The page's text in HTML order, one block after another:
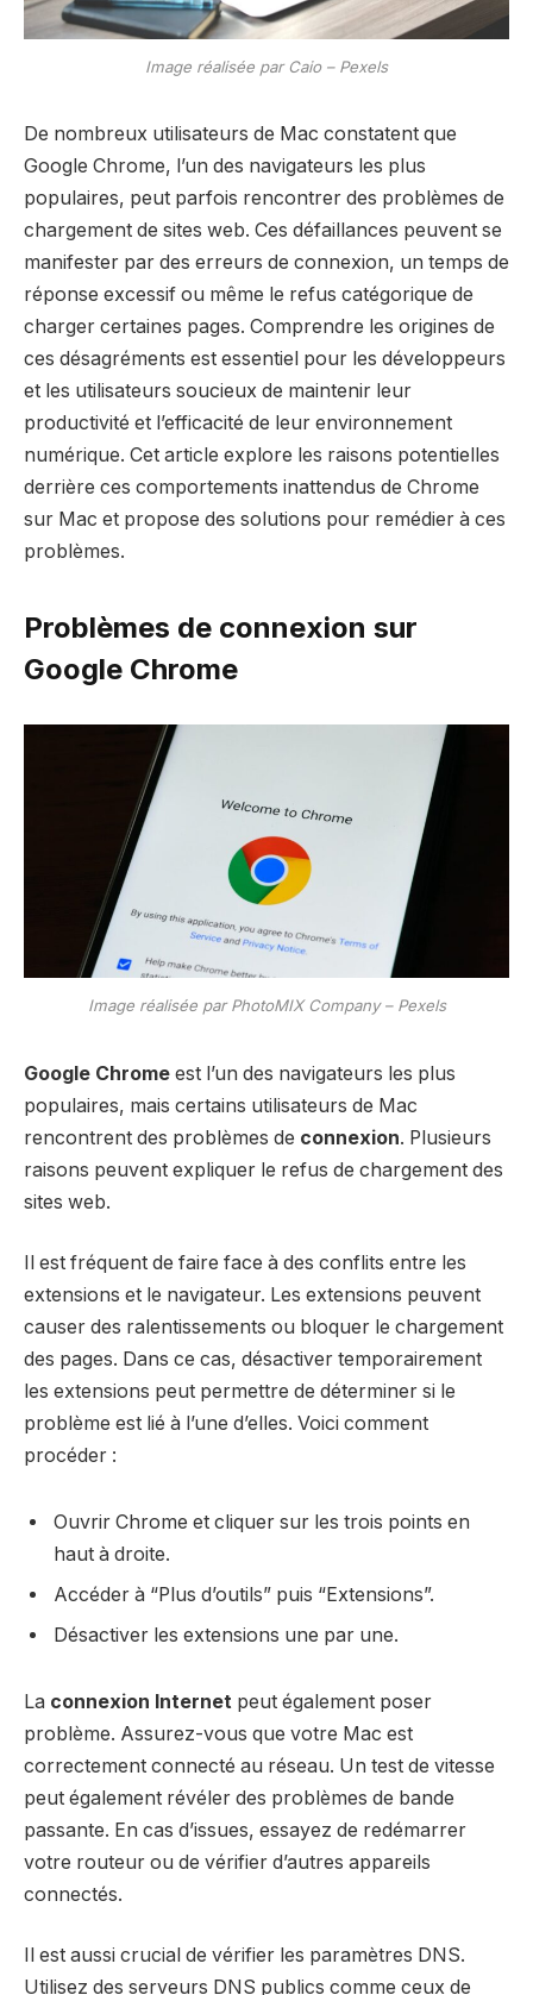
Image réalisée par Caio – Pexels
De nombreux utilisateurs de Mac constatent que
Google Chrome, l’un des navigateurs les plus
populaires, peut parfois rencontrer des problèmes de
chargement de sites web. Ces défaillances peuvent se
manifester par des erreurs de connexion, un temps de
réponse excessif ou même le refus catégorique de
charger certaines pages. Comprendre les origines de
ces désagréments est essentiel pour les développeurs
et les utilisateurs soucieux de maintenir leur
productivité et l’efficacité de leur environnement
numérique. Cet article explore les raisons potentielles
derrière ces comportements inattendus de Chrome
sur Mac et propose des solutions pour remédier à ces
problèmes.
Problèmes de connexion sur
Google Chrome
Image réalisée par PhotoMIX Company – Pexels
Google Chrome est l’un des navigateurs les plus
populaires, mais certains utilisateurs de Mac
rencontrent des problèmes de connexion. Plusieurs
raisons peuvent expliquer le refus de chargement des
sites web.
Il est fréquent de faire face à des conflits entre les
extensions et le navigateur. Les extensions peuvent
causer des ralentissements ou bloquer le chargement
des pages. Dans ce cas, désactiver temporairement
les extensions peut permettre de déterminer si le
problème est lié à l’une d’elles. Voici comment
procéder :
Ouvrir Chrome et cliquer sur les trois points en
haut à droite.
Accéder à “Plus d’outils” puis “Extensions”.
Désactiver les extensions une par une.
La connexion Internet peut également poser
problème. Assurez-vous que votre Mac est
correctement connecté au réseau. Un test de vitesse
peut également révéler des problèmes de bande
passante. En cas d’issues, essayez de redémarrer
votre routeur ou de vérifier d’autres appareils
connectés.
Il est aussi crucial de vérifier les paramètres DNS.
Utilisez des serveurs DNS publics comme ceux de